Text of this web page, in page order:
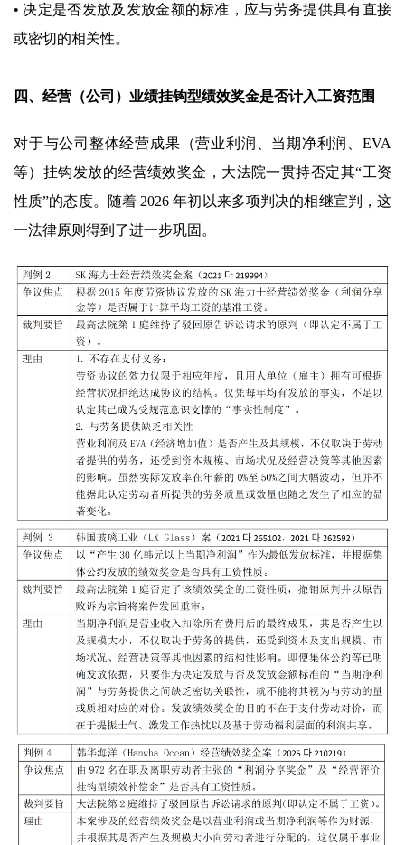
• 决定是否发放及发放金额的标准，应与劳务提供具有直接
或密切的相关性。
四、经营（公司）业绩挂钩型绩效奖金是否计入工资范围
对于与公司整体经营成果（营业利润、当期净利润、EVA
等）挂钩发放的经营绩效奖金，大法院一贯持否定其“工资
性质”的态度。随着 2026 年初以来多项判决的相继宣判，这
一法律原则得到了进一步巩固。